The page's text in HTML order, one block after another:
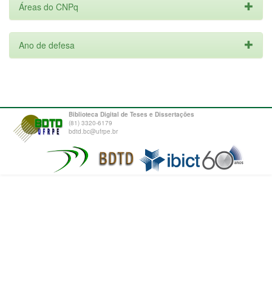
Áreas do CNPq
Ano de defesa
Biblioteca Digital de Teses e Dissertações
(81) 3320-6179
bdtd.bc@ufrpe.br